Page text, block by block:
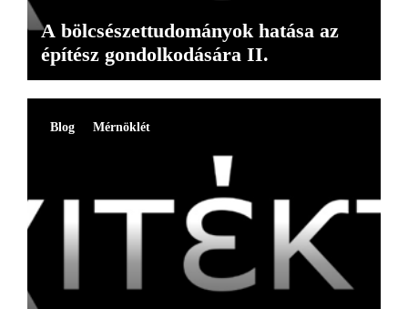
A bölcsészettudományok hatása az
építész gondolkodására II.
Blog Mérnöklét